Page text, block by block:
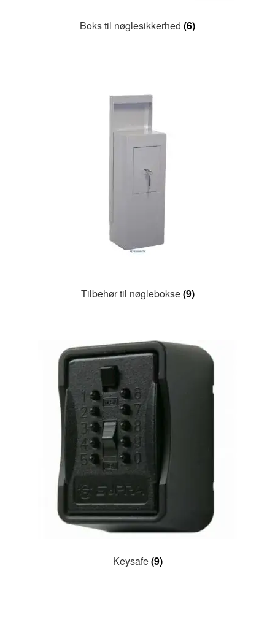
Boks til nøglesikkerhed (6)
Tilbehør til nøglebokse(9)
Keysafe(9)